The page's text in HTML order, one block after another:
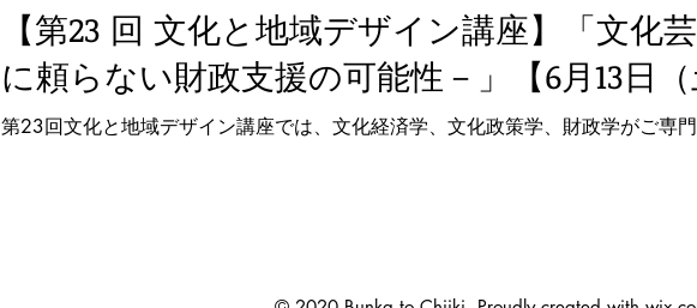
【第23 回 文化と地域デザイン講座】「文化芸術と
に頼らない財政支援の可能性－」【6月13日（
第23回文化と地域デザイン講座では、文化経済学、文化政策学、財政学がご専